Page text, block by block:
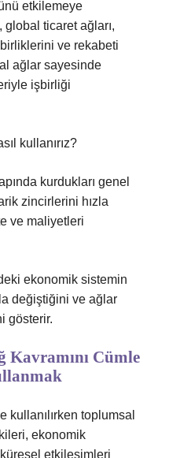
etkilemeye
global ticaret ağları,
ve rekabeti
ağlar sayesinde
işbirliği
kullanırız?
kurdukları genel
zincirlerini hızla
ve maliyetleri
ekonomik sistemin
değiştiğini ve ağlar
gösterir.
Kavramını Cümle
kullanılırken toplumsal
ekonomik
etkileşimleri